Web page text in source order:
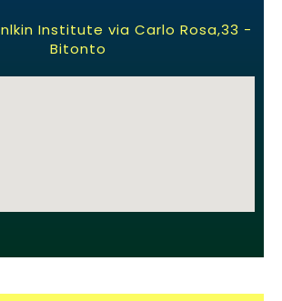
Institute via Carlo Rosa,33 -
Bitonto